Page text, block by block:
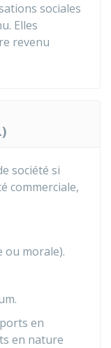
sociales
Elles
revenu
société si
commerciale,
ou morale).
en
en nature